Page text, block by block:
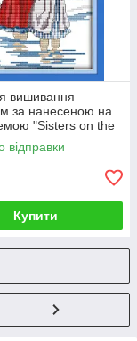
вишивання
за нанесеною на
"Sisters on the
14CT
см)
відправки
Купити